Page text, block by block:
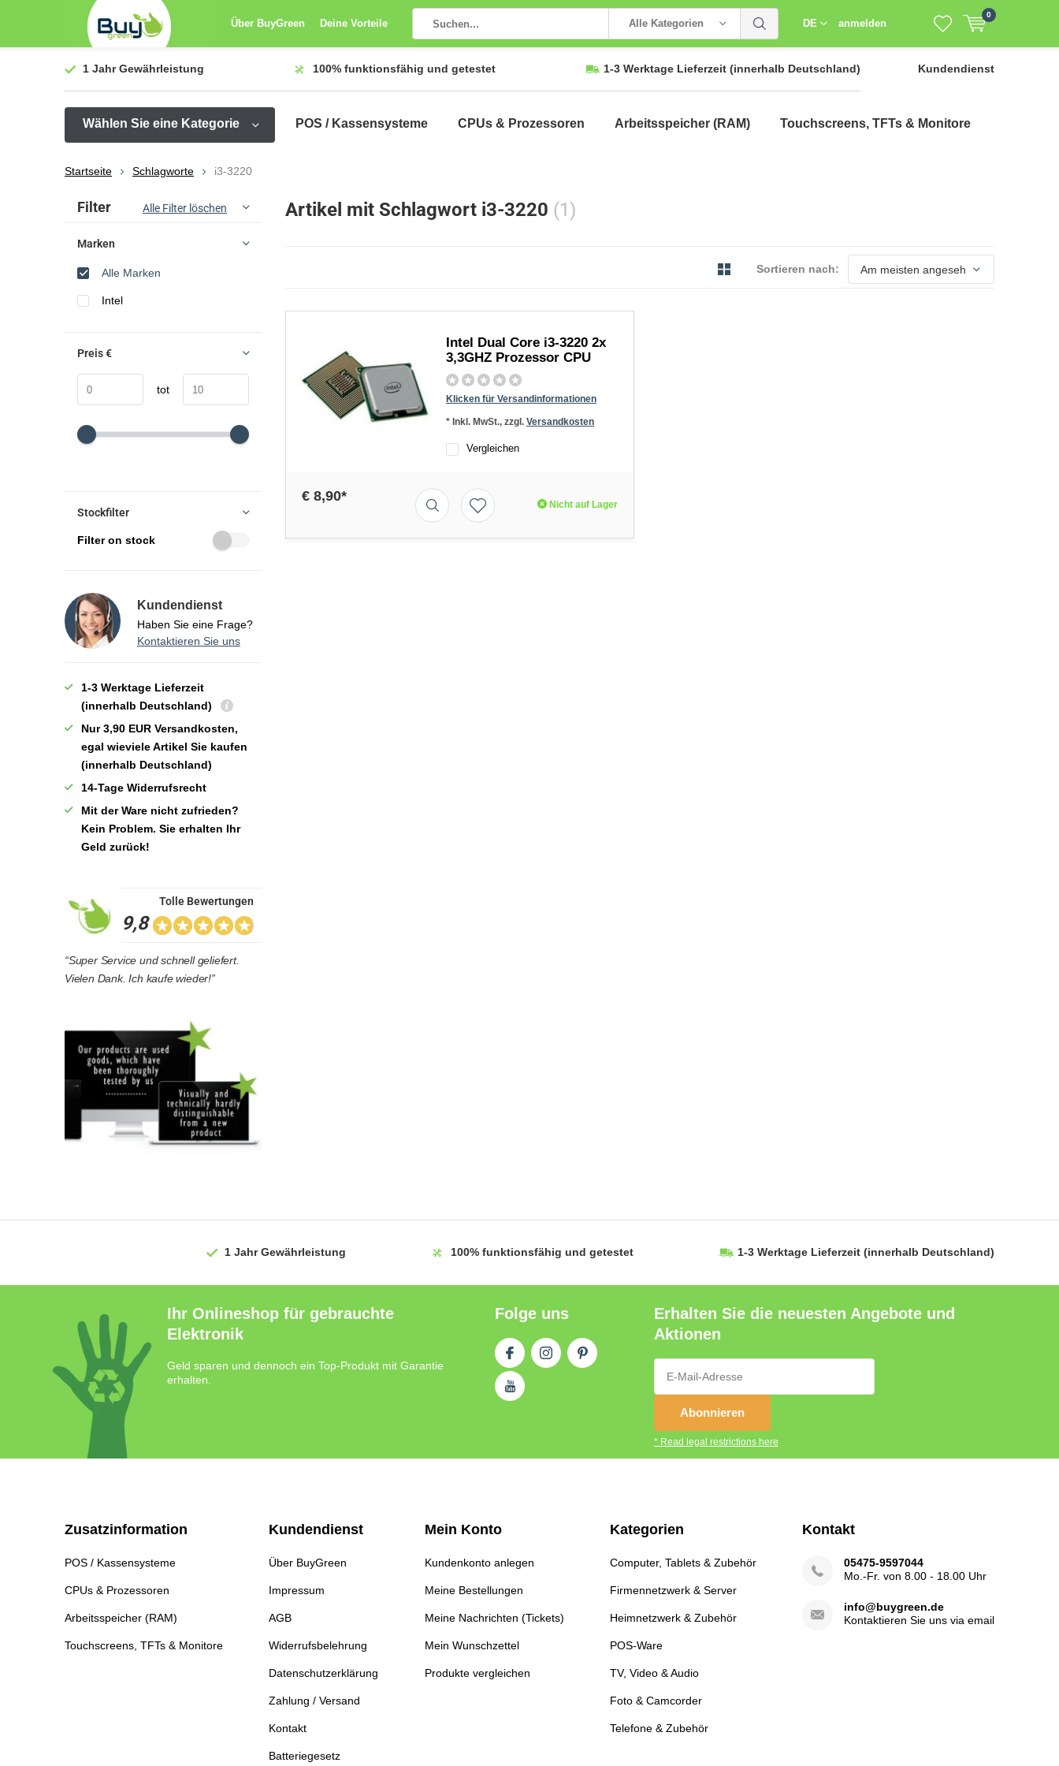
Über BuyGreen Deine Vorteile Alle Kategorien DE anmelden
0
1 JahrGewährleistung 100% funktionsfähig und getestet 1-3 Werktage Lieferzeit (innerhalb Deutschland) Kundendienst
Wählen Sie eine Kategorie POS / Kassensysteme CPUs & Prozessoren Arbeitsspeicher (RAM) Touchscreens, TFTs & Monitore
Startseite Schlagworte i3-3220
Artikel mit Schlagwort i3-3220 (1)
Sortieren nach:
Intel Dual Core i3-3220 2x
3,3GHZ Prozessor CPU
Klicken für Versandinformationen
* Inkl. MwSt., zzgl. Versandkosten
Vergleichen
€ 8,90*
Nicht auf Lager
Sortieren nach:
Filter Alle Filter löschen
Marken
Alle Marken
Intel
Preis€
tot
Stockfilter
Filter on stock
Kundendienst
Haben Sie eine Frage?
Kontaktieren Sie uns
1-3 Werktage Lieferzeit
(innerhalb Deutschland)
Nur 3,90 EUR Versandkosten,
egal wieviele Artikel Sie kaufen
(innerhalb Deutschland)
14-Tage Widerrufsrecht
Mit der Ware nicht zufrieden?
Kein Problem. Sie erhalten Ihr
Geld zurück!
9,8
Tolle Bewertungen
“Super Service und schnell geliefert.
Vielen Dank. Ich kaufe wieder!”
1 JahrGewährleistung 100% funktionsfähig und getestet 1-3 Werktage Lieferzeit (innerhalb Deutschland)
Ihr Onlineshop für gebrauchte
Elektronik
Geld sparen und dennoch ein Top-Produkt mit Garantie
erhalten.
Folge uns
Erhalten Sie die neuesten Angebote und
Aktionen
Abonnieren
* Read legal restrictions here
Zusatzinformation
POS / Kassensysteme
CPUs & Prozessoren
Arbeitsspeicher (RAM)
Touchscreens, TFTs & Monitore
Kundendienst
Über BuyGreen
Impressum
AGB
Widerrufsbelehrung
Datenschutzerklärung
Zahlung / Versand
Kontakt
Batteriegesetz
Mein Konto
Kundenkonto anlegen
Meine Bestellungen
Meine Nachrichten (Tickets)
Mein Wunschzettel
Produkte vergleichen
Kategorien
Computer, Tablets & Zubehör
Firmennetzwerk & Server
Heimnetzwerk & Zubehör
POS-Ware
TV, Video & Audio
Foto & Camcorder
Telefone & Zubehör
Kontakt
05475-9597044
Mo.-Fr. von 8.00 - 18.00 Uhr
info@buygreen.de
Kontaktieren Sie uns via email